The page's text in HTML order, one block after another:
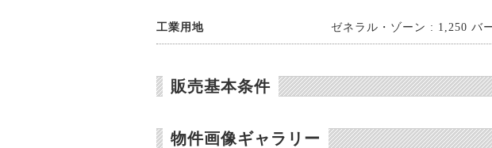
工業用地 ゼネラル・ゾーン : 1,250 バ
販売基本条件
物件画像ギャラリー